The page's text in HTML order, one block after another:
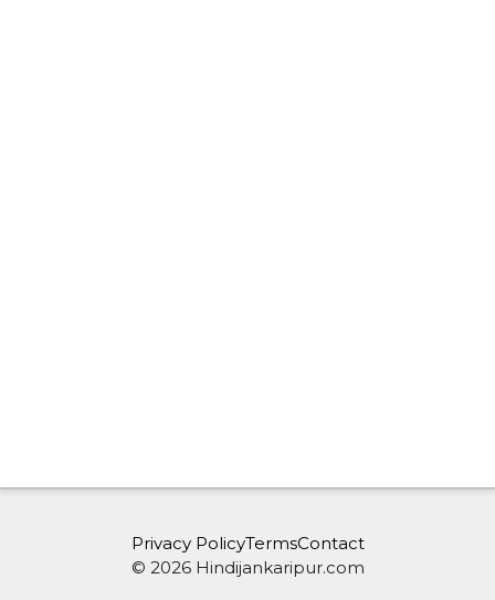
© 2026 Hindijankaripur.com
Privacy PolicyTermsContact